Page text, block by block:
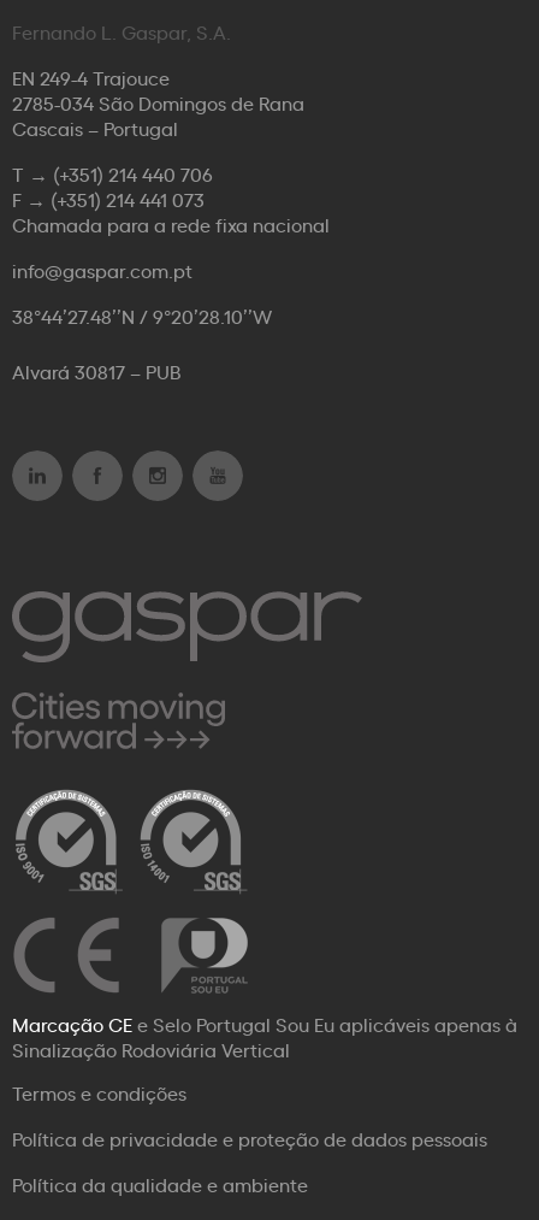
Fernando L. Gaspar, S.A.
EN 249-4 Trajouce
2785-034 São Domingos de Rana
Cascais – Portugal
T → (+351) 214 440 706
F → (+351) 214 441 073
Chamada para a rede fixa nacional
info@gaspar.com.pt
38°44’27.48’’N / 9°20’28.10’’W
Alvará 30817 – PUB
Marcação CEe Selo Portugal Sou Eu aplicáveis apenas à
Sinalização Rodoviária Vertical
Termos e condições
Política de privacidade e proteção de dados pessoais
Política da qualidade e ambiente